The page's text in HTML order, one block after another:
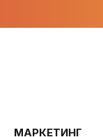
МАРКЕТИНГ